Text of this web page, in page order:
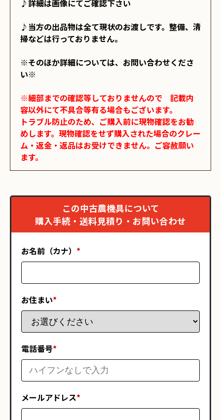
♪詳細は画像にてご確認下さい
♪当方の出品物は全て現状のお渡しです。整備、清
掃などは行っておりません。
※そのほか詳細については、お問い合わせくださ
い※
※細部までの確認等しておりませんので　記載内
容以外にて不具合等有る場合もございます。
トラブル防止のため、ご購入前に現物確認をお勧
めします。現物確認をせず購入された場合のクレー
ム・返金・返品はお受けできません。ご容赦願い
ます。
この中古農機具について
購入手続・送料見積り・お問い合わせ
お名前（カナ） *
お住まい*
電話番号*
メールアドレス*